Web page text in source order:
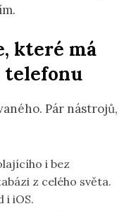
které má
telefonu
Pár nástrojů,
i bez
z celého světa.
i iOS.